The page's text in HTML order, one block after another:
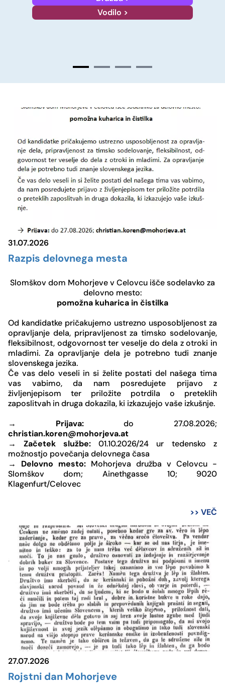
GEMEINSAM - SKUPNO
Dom >
31.07.2026
Razpis delovnega mesta
Slomškov dom Mohorjeve v Celovcu išče sodelavko za
delovno mesto:
pomožna kuharica in čistilka
Od kandidatke pričakujemo ustrezno usposobljenost za
opravljanje dela, pripravljenost za timsko sodelovanje,
fleksibilnost, odgovornost ter veselje do dela z otroki in
mladimi. Za opravljanje dela je potrebno tudi znanje
slovenskega jezika.
Če vas delo veseli in si želite postati del našega tima
vas vabimo, da nam posredujete prijavo z
življenjepisom ter priložite potrdila o preteklih
zaposlitvah in druga dokazila, ki izkazujejo vaše izkušnje.
→ Prijava: do 27.08.2026;
christian.koren@mohorjeva.at
→ Začetek službe: 01.10.2026/24 ur tedensko z
možnostjo povečanja delovnega časa
→ Delovno mesto: Mohorjeva družba v Celovcu -
Slomškov dom; Ainethgasse 10; 9020
Klagenfurt/Celovec
>> VEČ
27.07.2026
Rojstni dan Mohorjeve